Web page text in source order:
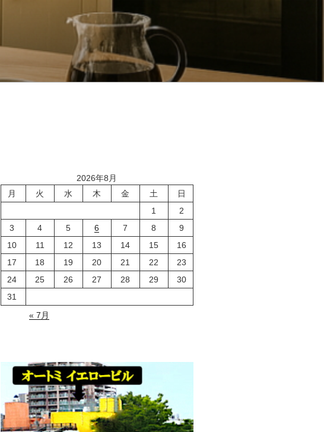
2026年8月
月
火 水 木 金 土
日
1
2
3
4 5 6 7 8
9
10
11 12 13 14 15
16
17
18 19 20 21 22
23
24
25 26 27 28 29
30
31
« 7月